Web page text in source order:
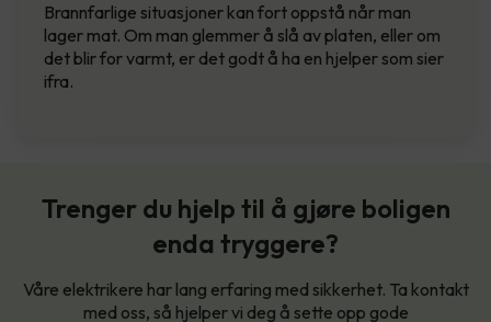
Brannfarlige situasjoner kan fort oppstå når man
lager mat. Om man glemmer å slå av platen, eller om
det blir for varmt, er det godt å ha en hjelper som sier
ifra.
Trenger du hjelp til å gjøre boligen
enda tryggere?
Våre elektrikere har lang erfaring med sikkerhet. Ta kontakt
med oss, så hjelper vi deg å sette opp gode